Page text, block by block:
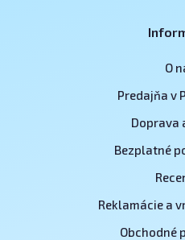
O
Predajňa v
Doprava
Bezplatné
Reklamácie a
Obchodné